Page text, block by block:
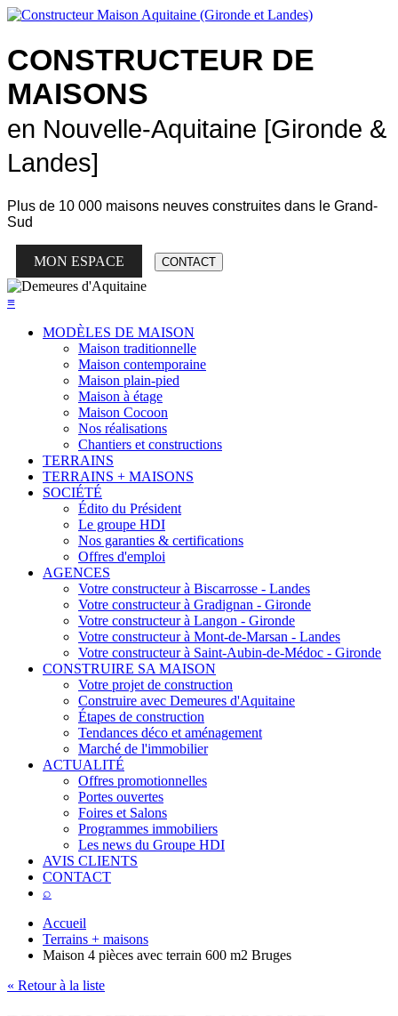
CONSTRUCTEUR DE
MAISONS
en Nouvelle-Aquitaine [Gironde &
Landes]
Plus de 10 000 maisons neuves construites dans le Grand-
Sud
MON ESPACE CONTACT
≡
MODÈLES DE MAISON
Maison traditionnelle
Maison contemporaine
Maison plain-pied
Maison à étage
Maison Cocoon
Nos réalisations
Chantiers et constructions
TERRAINS
TERRAINS + MAISONS
SOCIÉTÉ
Édito du Président
Le groupe HDI
Nos garanties & certifications
Offres d'emploi
AGENCES
Votre constructeur à Biscarrosse - Landes
Votre constructeur à Gradignan - Gironde
Votre constructeur à Langon - Gironde
Votre constructeur à Mont-de-Marsan - Landes
Votre constructeur à Saint-Aubin-de-Médoc - Gironde
CONSTRUIRE SA MAISON
Votre projet de construction
Construire avec Demeures d'Aquitaine
Étapes de construction
Tendances déco et aménagement
Marché de l'immobilier
ACTUALITÉ
Offres promotionnelles
Portes ouvertes
Foires et Salons
Programmes immobiliers
Les news du Groupe HDI
AVIS CLIENTS
CONTACT
⌕
Accueil
Terrains + maisons
Maison 4 pièces avec terrain 600 m2 Bruges
« Retour à la liste